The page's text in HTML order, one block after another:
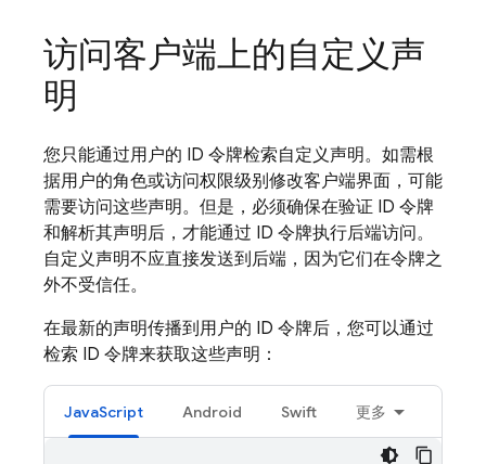
访问客户端上的自定义声
明
您只能通过用户的 ID 令牌检索自定义声明。如需根
据用户的角色或访问权限级别修改客户端界面，可能
需要访问这些声明。但是，必须确保在验证 ID 令牌
和解析其声明后，才能通过 ID 令牌执行后端访问。
自定义声明不应直接发送到后端，因为它们在令牌之
外不受信任。
在最新的声明传播到用户的 ID 令牌后，您可以通过
检索 ID 令牌来获取这些声明：
JavaScript Android Swift 更多